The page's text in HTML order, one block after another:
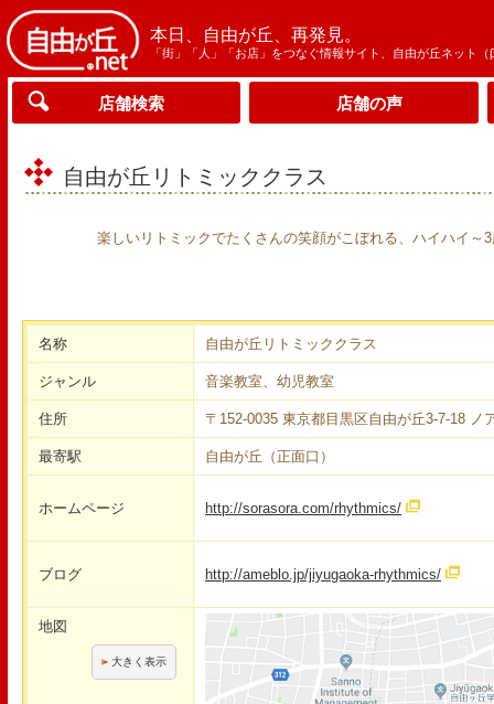
本日、自由が丘、再発見。
「街」「人」「お店」をつなぐ情報サイト、自由が丘ネット（
店舗検索 店舗の声
自由が丘リトミッククラス
楽しいリトミックでたくさんの笑顔がこぼれる、ハイハイ～
名称 自由が丘リトミッククラス
ジャンル 音楽教室、幼児教室
住所 〒152-0035 東京都目黒区自由が丘3-7-18 ノ
最寄駅 自由が丘（正面口）
ホームページ http://sorasora.com/rhythmics/
ブログ http://ameblo.jp/jiyugaoka-rhythmics/
地図
大きく表示